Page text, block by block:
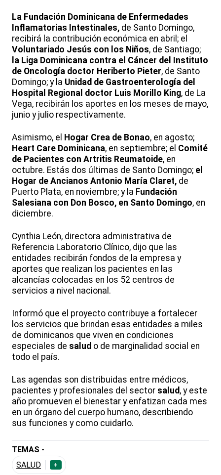
La Fundación Dominicana de Enfermedades
Inflamatorias Intestinales, de Santo Domingo,
recibirá la contribución económica en abril; el
Voluntariado Jesús con los Niños, de Santiago;
la Liga Dominicana contra el Cáncer del Instituto
de Oncología doctor Heriberto Pieter, de Santo
Domingo; y la Unidad de Gastroenterología del
Hospital Regional doctor Luis Morillo King, de La
Vega, recibirán los aportes en los meses de mayo,
junio y julio respectivamente.
Asimismo, el Hogar Crea de Bonao, en agosto;
Heart Care Dominicana, en septiembre; el Comité
de Pacientes con Artritis Reumatoide, en
octubre. Estás dos últimas de Santo Domingo; el
Hogar de Ancianos Antonio María Claret, de
Puerto Plata, en noviembre; y la Fundación
Salesiana con Don Bosco, en Santo Domingo, en
diciembre.
Cynthia León, directora administrativa de
Referencia Laboratorio Clínico, dijo que las
entidades recibirán fondos de la empresa y
aportes que realizan los pacientes en las
alcancías colocadas en los 52 centros de
servicios a nivel nacional.
Informó que el proyecto contribuye a fortalecer
los servicios que brindan esas entidades a miles
de dominicanos que viven en condiciones
especiales de salud o de marginalidad social en
todo el país.
Las agendas son distribuidas entre médicos,
pacientes y profesionales del sector salud, y este
año promueven el bienestar y enfatizan cada mes
en un órgano del cuerpo humano, describiendo
sus funciones y como cuidarlo.
TEMAS -
SALUD
+